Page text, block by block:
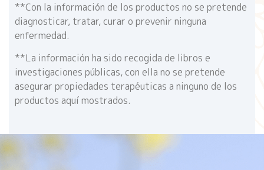
**Con la información de los productos no se pretende
diagnosticar, tratar, curar o prevenir ninguna
enfermedad.
**La información ha sido recogida de libros e
investigaciones públicas, con ella no se pretende
asegurar propiedades terapéuticas a ninguno de los
productos aquí mostrados.